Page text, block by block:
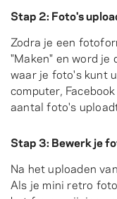
Stap 2: Foto's
Zodra je een
"Maken" en word
waar je foto's kunt
computer,
aantal foto's
Stap 3: Bewerk je
Na het uploaden
Als je mini retro